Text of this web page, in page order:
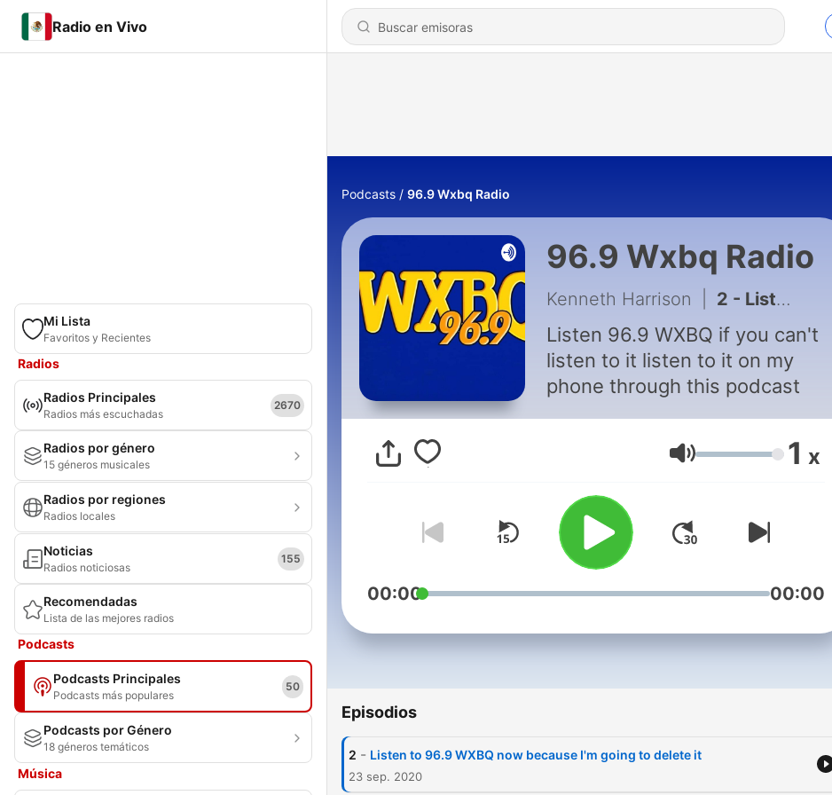
Radio en Vivo
Mi Lista
Favoritos y Recientes
Radios
Radios Principales
Radios más escuchadas
2670
Radios por género
15 géneros musicales
Radios por regiones
Radios locales
Noticias
Radios noticiosas
155
Recomendadas
Lista de las mejores radios
Podcasts
Podcasts Principales
Podcasts más populares
50
Podcasts por Género
18 géneros temáticos
Música
Podcasts 96.9 Wxbq Radio
96.9 Wxbq Radio
Kenneth Harrison 2 - Listen to 96.9 WXBQ now because I'm going to delete it
Listen 96.9 WXBQ if you can't
listen to it listen to it on my
phone through this podcast
Volumen 1 x
00:00 00:00
Episodios
2 - Listen to 96.9 WXBQ now because I'm going to delete it
23 sep. 2020